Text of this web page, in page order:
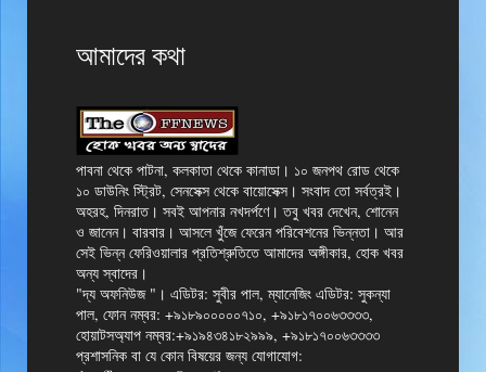
আমাদের কথা
পাবনা থেকে পাটনা, কলকাতা থেকে কানাডা। ১০ জনপথ রোড থেকে
১০ ডাউনিং স্ট্রিট, সেনসেক্স থেকে বায়োসেক্স। সংবাদ তো সর্বত্রই।
অহরহ, দিনরাত। সবই আপনার নখদর্পণে। তবু খবর দেখেন, শোনেন
ও জানেন। বারবার। আসলে খুঁজে ফেরেন পরিবেশনের ভিন্নতা। আর
সেই ভিন্ন ফেরিওয়ালার প্রতিশ্রুতিতে আমাদের অঙ্গীকার, হোক খবর
অন্য স্বাদের।
"দ্য অফনিউজ "। এডিটর: সুবীর পাল, ম্যানেজিং এডিটর: সুকন্যা
পাল, ফোন নম্বর: +৯১৮৯০০০০০৭১০, +৯১৮১৭০০৬৩৩৩৩,
হোয়াটসঅ্যাপ নম্বর:+৯১৯৪৩৪১৮২৯৯৯, +৯১৮১৭০০৬৩৩৩৩
প্রশাসনিক বা যে কোন বিষয়ের জন্য যোগাযোগ: